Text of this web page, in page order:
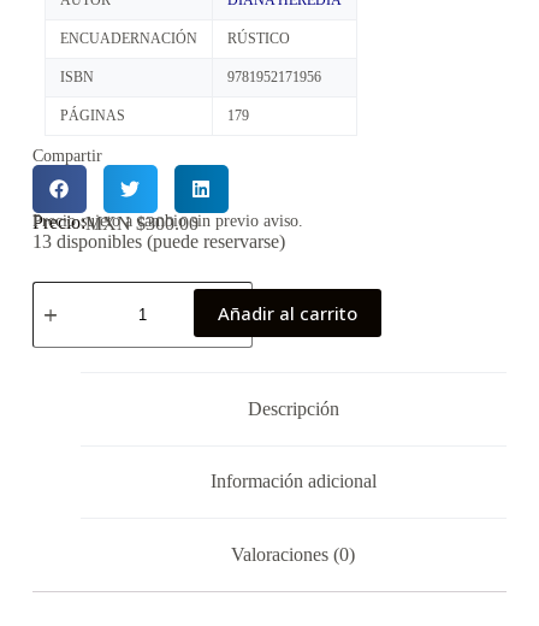
ENCUADERNACIÓN RÚSTICO
ISBN 9781952171956
PÁGINAS 179
Compartir
Precio:MXN $300.00
Precio sujeto a cambio sin previo aviso.
13 disponibles (puede reservarse)
Añadir al carrito
Descripción
Información adicional
Valoraciones (0)